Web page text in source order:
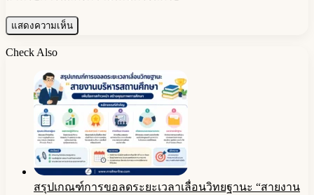
Check Also
สรุปเกณฑ์การขอลดระยะเวลาเลื่อนวิทยฐานะ “สายงาน